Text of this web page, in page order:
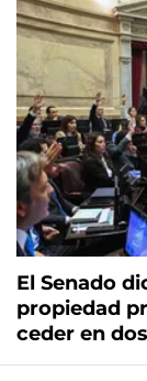
El Senado
propiedad
ceder en